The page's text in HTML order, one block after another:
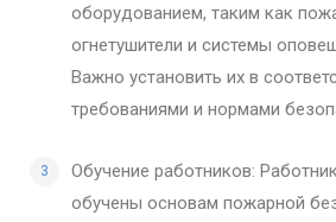
оборудованием, таким как
огнетушители и системы
Важно установить их в
требованиями и нормами
Обучение работников:
обучены основам пожарной